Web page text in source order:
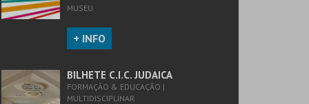
MUSEU
+ INFO
BILHETE C.I.C. JUDAICA
FORMAÇÃO & EDUCAÇÃO |
MULTIDISCIPLINAR